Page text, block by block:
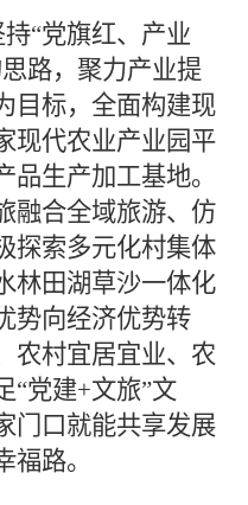
“党旗红、产业
路，聚力产业提
目标，全面构建现
现代农业产业园平
品生产加工基地。
融合全域旅游、仿
探索多元化村集体
林田湖草沙一体化
势向经济优势转
农村宜居宜业、农
“党建+文旅”文
门口就能共享发展
福路。